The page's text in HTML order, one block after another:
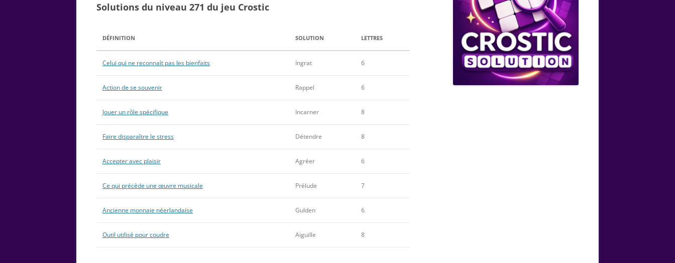
Solutions du niveau 271 du jeu Crostic
DÉFINITION SOLUTION LETTRES
Celui qui ne reconnaît pas les bienfaits Ingrat 6
Action de se souvenir Rappel 6
Jouer un rôle spécifique Incarner 8
Faire disparaître le stress Détendre 8
Accepter avec plaisir Agréer 6
Ce qui précède une œuvre musicale Prélude 7
Ancienne monnaie néerlandaise Gulden 6
Outil utilisé pour coudre Aiguille 8